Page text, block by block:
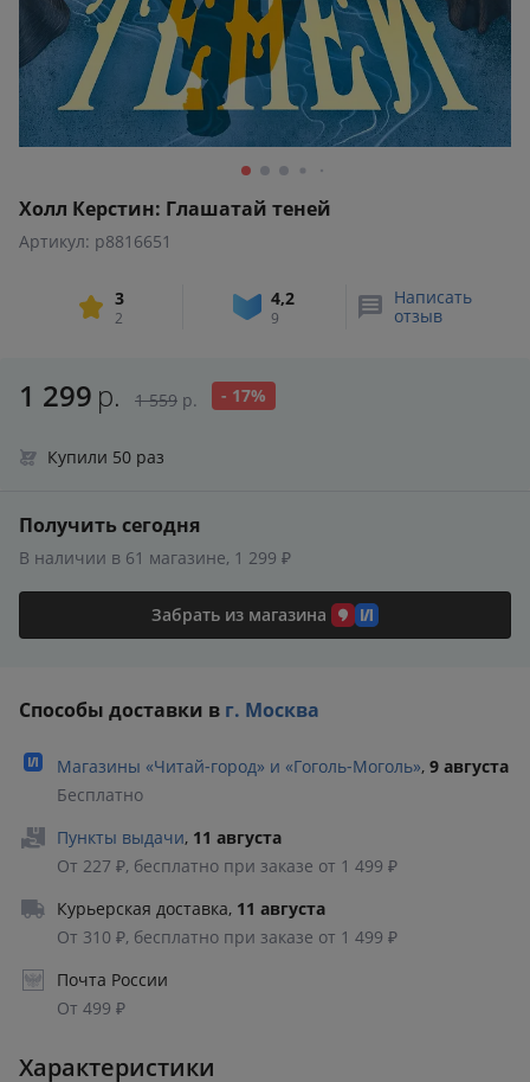
Холл Керстин: Глашатай теней
Артикул: p8816651
3
2
4,2
9
Написать
отзыв
1 299 р. 1 559 р. - 17%
Купили 50 раз
Получить сегодня
В наличии в 61 магазине, 1 299 ₽
Забрать из магазина
Способы доставки в г. Москва
Магазины «Читай‑город» и «Гоголь‑Моголь», 9 августа
Бесплатно
Пункты выдачи, 11 августа
От 227 ₽, бесплатно при заказе от 1 499 ₽
Курьерская доставка, 11 августа
От 310 ₽, бесплатно при заказе от 1 499 ₽
Почта России
От 499 ₽
Характеристики